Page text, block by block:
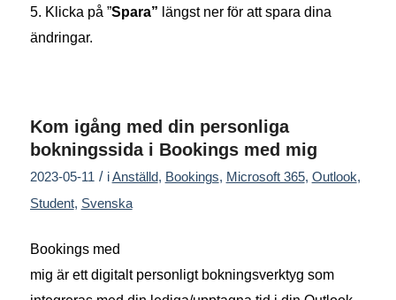
5. Klicka på ”Spara” längst ner för att spara dina
ändringar.
Kom igång med din personliga
bokningssida i Bookings med mig
2023-05-11 / iAnställd, Bookings, Microsoft 365, Outlook,
Student, Svenska
Bookings med
mig är ettdigital t personligt bokningsverktyg som